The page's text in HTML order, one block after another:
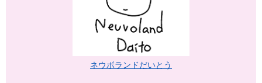
ネウボランドだいとう